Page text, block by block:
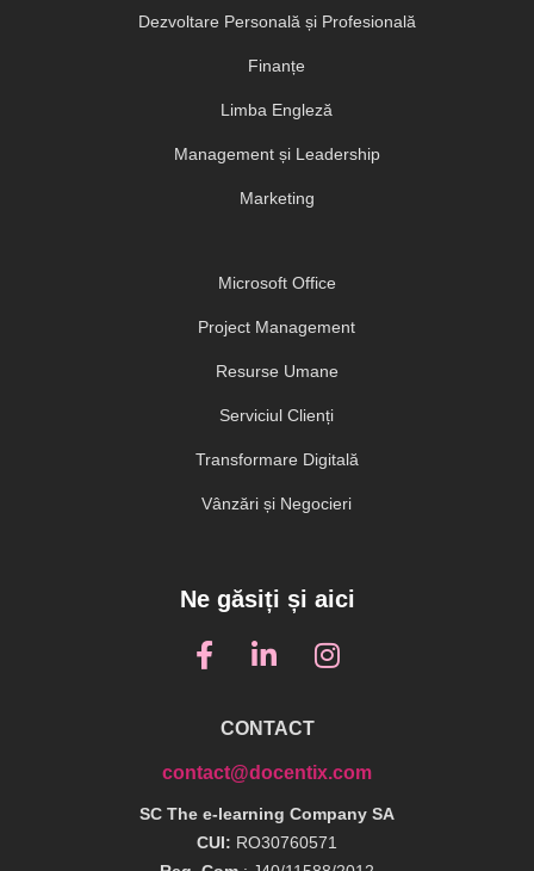
Dezvoltare Personală și Profesională
Finanțe
Limba Engleză
Management și Leadership
Marketing
Microsoft Office
Project Management
Resurse Umane
Serviciul Clienți
Transformare Digitală
Vânzări și Negocieri
Ne găsiți și aici
CONTACT
contact@docentix.com
SC The e-learning Company SA
CUI: RO30760571